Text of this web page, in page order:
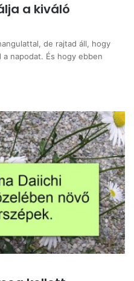
a kiváló
de rajtad áll, hogy
napodat. És hogy ebben